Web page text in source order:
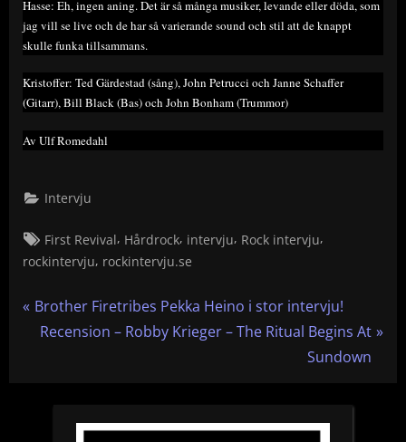
Hasse: Eh, ingen aning. Det är så många musiker, levande eller döda, som
jag vill se live och de har så varierande sound och stil att de knappt
skulle funka tillsammans.
Kristoffer: Ted Gärdestad (sång), John Petrucci och Janne Schaffer
(Gitarr), Bill Black (Bas) och John Bonham (Trummor)
Av Ulf Romedahl
Intervju
Tags:
First Revival, Hårdrock, intervju, Rock intervju,
rockintervju, rockintervju.se
P
Brother Firetribes Pekka Heino i stor intervju!
N
Recension – Robby Krieger – The Ritual Begins At
Sundown